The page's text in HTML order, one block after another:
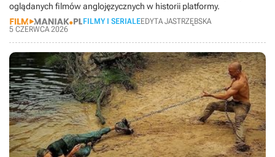
oglądanych filmów anglojęzycznych w historii platformy.
FILMY I SERIALEEDYTA JASTRZĘBSKA
5 CZERWCA 2026